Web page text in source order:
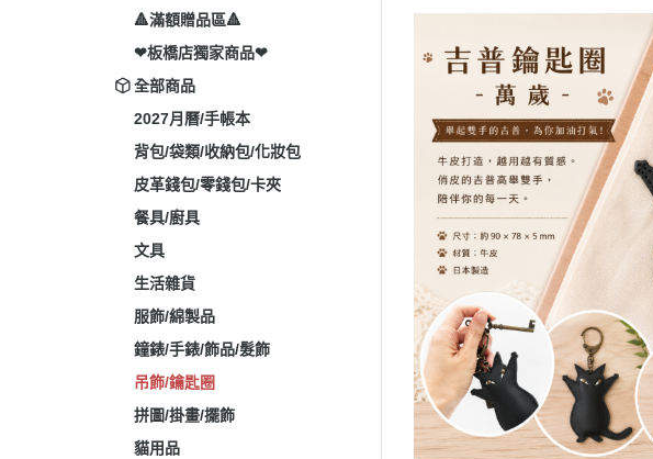
🔺滿額贈品區🔺
❤板橋店獨家商品❤
全部商品
2027月曆/手帳本
背包/袋類/收納包/化妝包
皮革錢包/零錢包/卡夾
餐具/廚具
文具
生活雜貨
服飾/綿製品
鐘錶/手錶/飾品/髮飾
吊飾/鑰匙圈
拼圖/掛畫/擺飾
貓用品